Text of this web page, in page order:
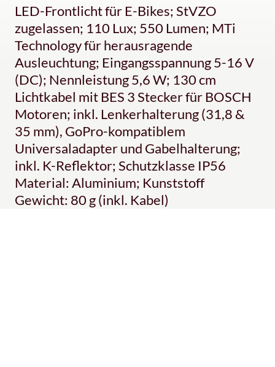
LED-Frontlicht für E-Bikes; StVZO
zugelassen; 110 Lux; 550 Lumen; MTi
Technology für herausragende
Ausleuchtung; Eingangsspannung 5-16 V
(DC); Nennleistung 5,6 W; 130 cm
Lichtkabel mit BES 3 Stecker für BOSCH
Motoren; inkl. Lenkerhalterung (31,8 &
35 mm), GoPro-kompatiblem
Universaladapter und Gabelhalterung;
inkl. K-Reflektor; Schutzklasse IP56
Material: Aluminium; Kunststoff
Gewicht: 80 g (inkl. Kabel)